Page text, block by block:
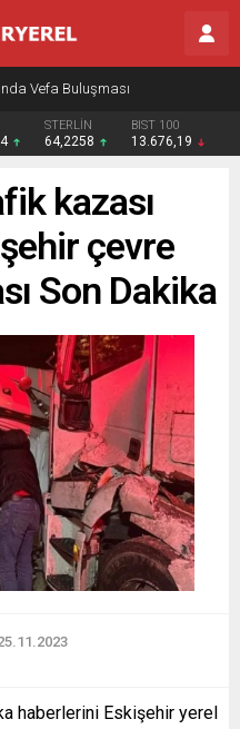
Vefa Buluşması
STERLİN
64,2258
BIST 100
13.676,19
kazası
çevre
Son Dakika
haberlerini Eskişehir yerel